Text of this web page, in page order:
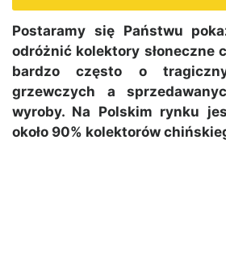
Postaramy się Państwu
odróżnić kolektory słoneczne
bardzo często o
grzewczych a
wyroby. Na Polskim rynku
około 90% kolektorów